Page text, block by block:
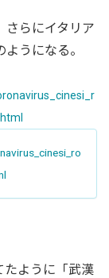
さらにイタリア
うになる。
たように「武漢